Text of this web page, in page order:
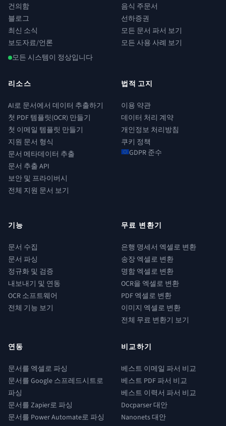
건의함
블로그
최신 소식
보도자료/언론
모든 시스템이 정상입니다
음식 주문서
선하증권
모든 문서 파서 보기
모든 사용 사례 보기
리소스
AI로 문서에서 데이터 추출하기
첫 PDF 템플릿(OCR) 만들기
첫 이메일 템플릿 만들기
지원 문서 형식
문서 메타데이터 추출
문서 추출 API
보안 및 프라이버시
전체 지원 문서 보기
법적 고지
이용 약관
데이터 처리 계약
개인정보 처리방침
쿠키 정책
GDPR 준수
기능
문서 수집
문서 파싱
정규화 및 검증
내보내기 및 연동
OCR 소프트웨어
전체 기능 보기
무료 변환기
은행 명세서 엑셀로 변환
송장 엑셀로 변환
명함 엑셀로 변환
OCR을 엑셀로 변환
PDF 엑셀로 변환
이미지 엑셀로 변환
전체 무료 변환기 보기
연동
문서를 엑셀로 파싱
문서를 Google 스프레드시트로
파싱
문서를 Zapier로 파싱
문서를 Power Automate로 파싱
비교하기
베스트 이메일 파서 비교
베스트 PDF 파서 비교
베스트 이력서 파서 비교
Docparser 대안
Nanonets 대안